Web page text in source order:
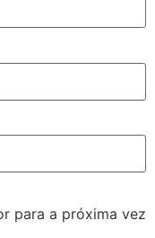
para a próxima vez